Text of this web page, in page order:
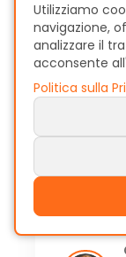
la
per il tuo
Utilizziamo
navigazione,
analizzare il
acconsente
Politica sulla